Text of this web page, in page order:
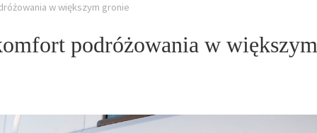
w większym gronie
podróżowania w większym